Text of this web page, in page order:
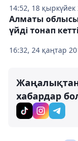
14:52, 18 қыркүйек
16:32, 24 қаңтар
Алматы
үйді тонап кетті
хабардар